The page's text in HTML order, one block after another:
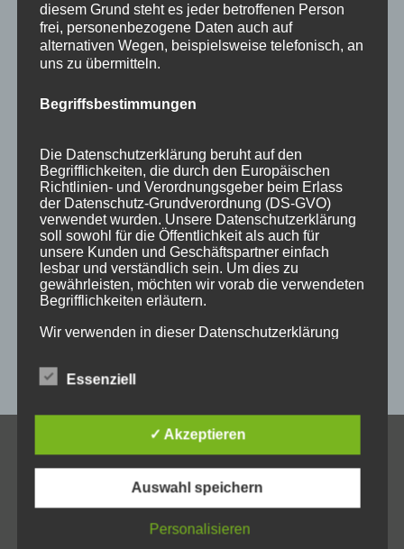
angebote aus holz ausstellung bayern echtholz
einzelanfertigungen firmenschilder gelasert
holz holzbearbeitung
holzgeschenke holzpostkarten holzprodukte
holzschild holzschilder holzwaren individuell
kempten laser lasergravur lasergravuren messe
messestand post schild schilder schilder aus holz
sulzberg weihnachten weihnachtsgeschenke
weihnachtsmarkt
KONTAKT
Allgäuer Holzschilder
Inh. Jörg Schmid
diesem Grund steht es jeder betroffenen Person
frei, personenbezogene Daten auch auf
alternativen Wegen, beispielsweise telefonisch, an
uns zu übermitteln.
Begriffsbestimmungen
Die Datenschutzerklärung beruht auf den
Begrifflichkeiten, die durch den Europäischen
Richtlinien- und Verordnungsgeber beim Erlass
der Datenschutz-Grundverordnung (DS-GVO)
verwendet wurden. Unsere Datenschutzerklärung
soll sowohl für die Öffentlichkeit als auch für
unsere Kunden und Geschäftspartner einfach
lesbar und verständlich sein. Um dies zu
gewährleisten, möchten wir vorab die verwendeten
Begrifflichkeiten erläutern.
Wir verwenden in dieser Datenschutzerklärung
Personenbezogene Daten sind alle Informationen,
die sich auf eine identifizierte oder identifizierbare
natürliche Person (im Folgenden „betroffene
Person") beziehen. Als identifizierbar wird eine
natürliche Person angesehen, die direkt oder
Essenziell
✓ Akzeptieren
Auswahl speichern
Personalisieren